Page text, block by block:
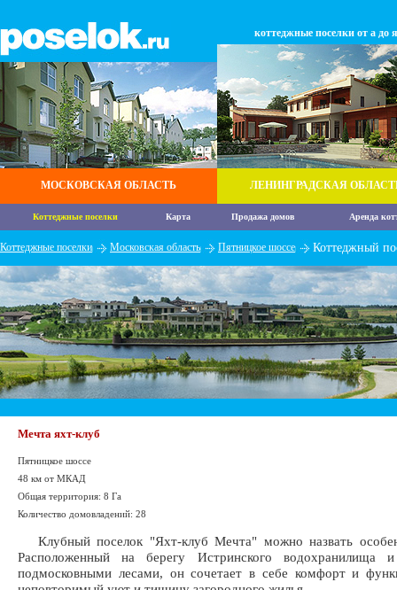
МОСКОВСКАЯ ОБЛАСТЬ
коттеджные поселки от а до я
ЛЕНИНГРАДСКАЯ
Коттеджные поселки Карта Продажа домов Аренда
Коттеджные поселки Московская область Пятницкое шоссе Коттеджный
Мечта яхт-клуб
Пятницкое шоссе
48 км от МКАД
Общая территория: 8 Га
Количество домовладений: 28
Клубный поселок "Яхт-клуб Мечта" можно назвать
Расположенный на берегу Истринского водохранилища
подмосковными лесами, он сочетает в себе комфорт и